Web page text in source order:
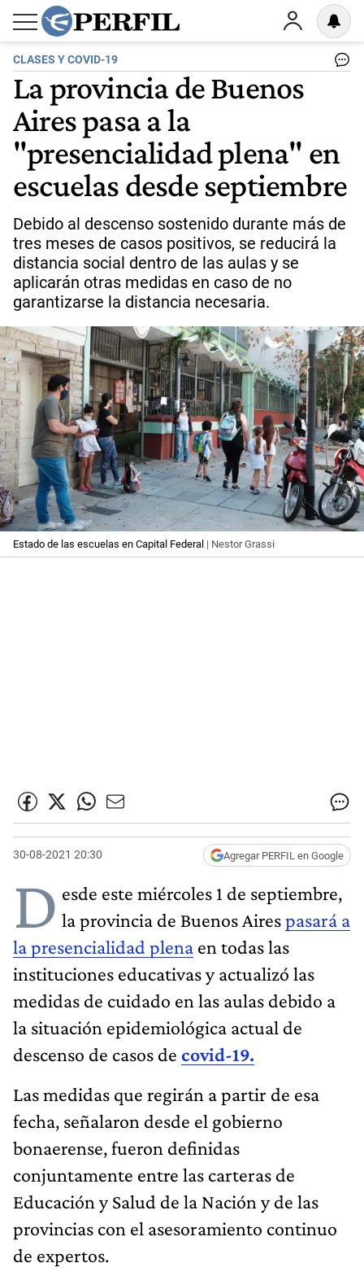
CLASES Y COVID-19
La provincia de Buenos
Aires pasa a la
"presencialidad plena" en
escuelas desde septiembre
Debido al descenso sostenido durante más de
tres meses de casos positivos, se reducirá la
distancia social dentro de las aulas y se
aplicarán otras medidas en caso de no
garantizarse la distancia necesaria.
Estado de las escuelas en Capital Federal | Nestor Grassi
30-08-2021 20:30 Agregar PERFIL en Google
D esde este miércoles 1 de septiembre,
la provincia de Buenos Airespasará a
la presencialidad plena en todas las
instituciones educativas y actualizó las
medidas de cuidado en las aulas debido a
la situación epidemiológica actual de
descenso de casos de covid-19.
Las medidas que regirán a partir de esa
fecha, señalaron desde el gobierno
bonaerense, fueron definidas
conjuntamente entre las carteras de
Educación y Salud de la Nación y de las
provincias con el asesoramiento continuo
de expertos.